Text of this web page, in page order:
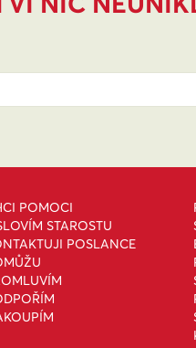
POMOCI
STAROSTU
POSLANCE